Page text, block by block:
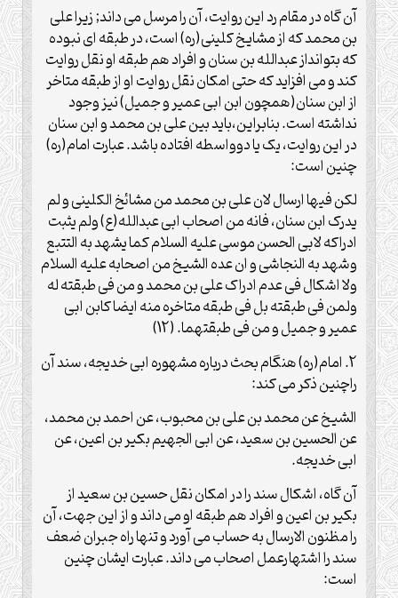
آن گاه در مقام رد این روایت، آن را مرسل می داند; زیرا علی
بن محمد که از مشایخ کلینی(ره) است، در طبقه ای نبوده
که بتوانداز عبدالله بن سنان و افراد هم طبقه او نقل روایت
کند و می افزاید که حتی امکان نقل روایت او از طبقه متاخر
از ابن سنان(همچون ابن ابی عمیر و جمیل) نیز وجود
نداشته است. بنابراین،باید بین علی بن محمد و ابن سنان
در این روایت، یک یا دوواسطه افتاده باشد. عبارت امام(ره)
چنین است:
لکن فیها ارسال لان علی بن محمد من مشائخ الکلینی و لم
یدرک ابن سنان، فانه من اصحاب ابی عبدالله(ع) ولم یثبت
ادراکه لابی الحسن موسی علیه السلام کما یشهد به التتبع
وشهد به النجاشی و ان عده الشیخ من اصحابه علیه السلام
ولا اشکال فی عدم ادراک علی بن محمد و من فی طبقته له
ولمن فی طبقته بل فی طبقه متاخره منه ایضا کابن ابی
عمیر و جمیل و من فی طبقتهما. (12)
2. امام(ره) هنگام بحث درباره مشهوره ابی خدیجه، سند آن
راچنین ذکر می کند:
الشیخ عن محمد بن علی بن محبوب، عن احمد بن محمد،
عن الحسین بن سعید، عن ابی الجهیم بکیر بن اعین، عن
ابی خدیجه.
آن گاه، اشکال سند را در امکان نقل حسین بن سعید از
بکیر بن اعین و افراد هم طبقه او می داند و از این جهت، آن
را مظنون الارسال به حساب می آورد و تنها راه جبران ضعف
سند را اشتهارعمل اصحاب می داند. عبارت ایشان چنین
است: